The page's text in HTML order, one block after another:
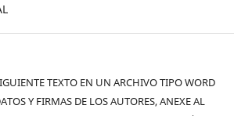
TEXTO EN UN ARCHIVO TIPO WORD
Y FIRMAS DE LOS AUTORES, ANEXE AL